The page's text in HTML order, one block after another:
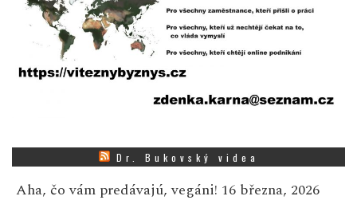
Dr. Bukovský videa
Aha, čo vám predávajú, vegáni! 16 března, 2026